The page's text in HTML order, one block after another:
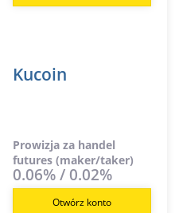
Kucoin
Prowizja za handel
futures (maker/taker)
0.06% / 0.02%
Otwórz konto